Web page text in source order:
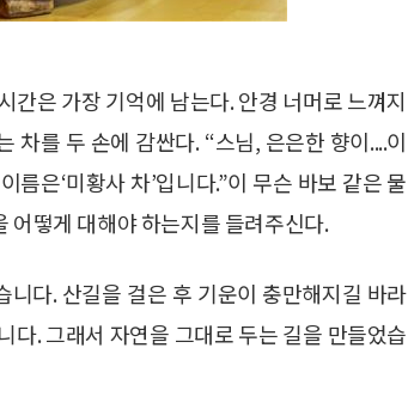
간은 가장 기억에 남는다. 안경 너머로 느껴지
차를 두 손에 감싼다. “스님, 은은한 향이....이
은‘미황사 차’입니다.”이 무슨 바보 같은 물
어떻게 대해야 하는지를 들려주신다.
다. 산길을 걸은 후 기운이 충만해지길 바라
다. 그래서 자연을 그대로 두는 길을 만들었습